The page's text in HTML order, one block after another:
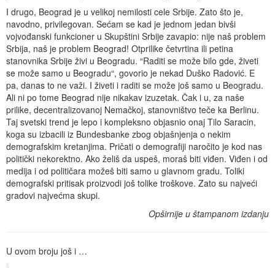
I drugo, Beograd je u velikoj nemilosti cele Srbije. Zato što je,
navodno, privilegovan. Sećam se kad je jednom jedan bivši
vojvođanski funkcioner u Skupštini Srbije zavapio: nije naš problem
Srbija, naš je problem Beograd! Otprilike četvrtina ili petina
stanovnika Srbije živi u Beogradu. “Raditi se može bilo gde, živeti
se može samo u Beogradu“, govorio je nekad Duško Radović. E
pa, danas to ne važi. I živeti i raditi se može još samo u Beogradu.
Ali ni po tome Beograd nije nikakav izuzetak. Čak i u, za naše
prilike, decentralizovanoj Nemačkoj, stanovništvo teče ka Berlinu.
Taj svetski trend je lepo i kompleksno objasnio onaj Tilo Saracin,
koga su izbacili iz Bundesbanke zbog objašnjenja o nekim
demografskim kretanjima. Pričati o demografiji naročito je kod nas
politički nekorektno. Ako želiš da uspeš, moraš biti viđen. Viđen i od
medija i od političara možeš biti samo u glavnom gradu. Toliki
demografski pritisak proizvodi još tolike troškove. Zato su najveći
gradovi najvećma skupi.
Opširnije u štampanom izdanju
U ovom broju još i …